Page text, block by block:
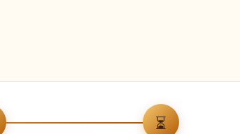
⏳